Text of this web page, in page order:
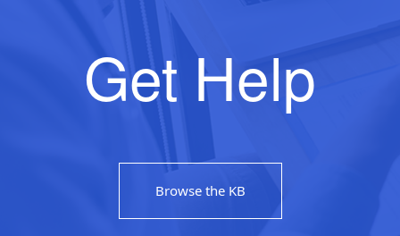
Get Help
Browse the KB